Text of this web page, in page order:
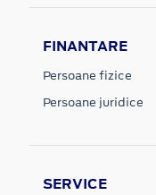
FINANTARE
Persoane fizice
Persoane juridice
SERVICE